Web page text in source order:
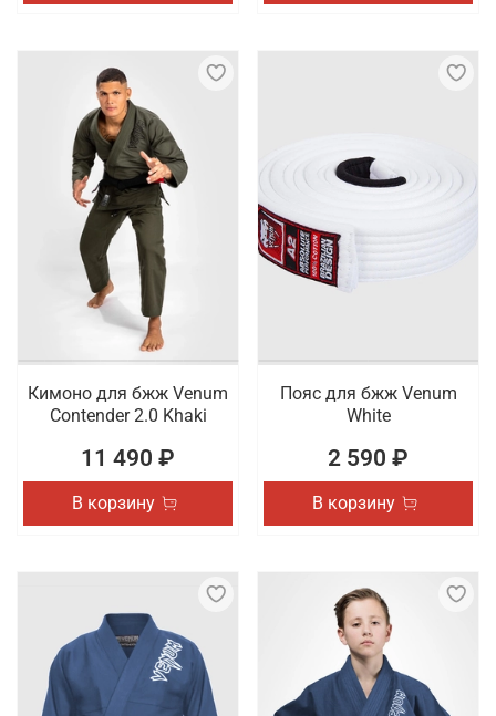
Кимоно для бжж Venum
Contender 2.0 Khaki
11 490 ₽
В корзину
Пояс для бжж Venum
White
2 590 ₽
В корзину